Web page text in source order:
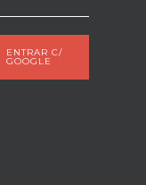
ENTRAR C/
GOOGLE